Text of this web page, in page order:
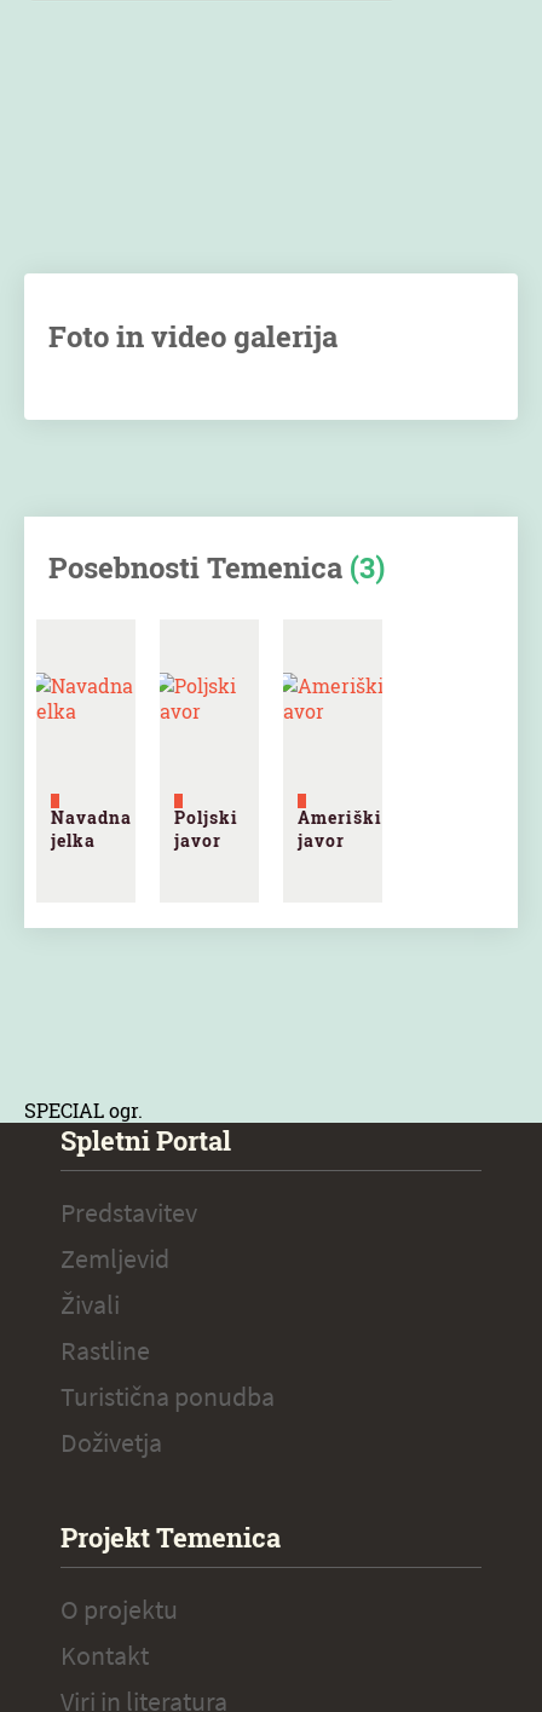
Foto in video galerija
Posebnosti Temenica (3)
Navadna
jelka
Poljski
javor
Ameriški
javor
SPECIAL ogr.
Spletni Portal
Predstavitev
Zemljevid
Živali
Rastline
Turistična ponudba
Doživetja
Projekt Temenica
O projektu
Kontakt
Viri in literatura